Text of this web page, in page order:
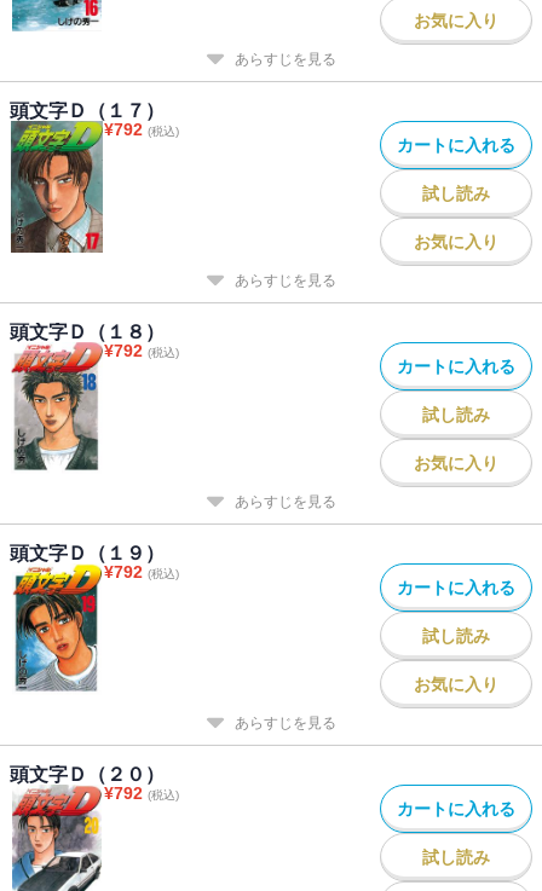
お気に入り
あらすじを見る
頭文字Ｄ（１７）
¥792 (税込)
カートに入れる
試し読み
お気に入り
あらすじを見る
頭文字Ｄ（１８）
¥792 (税込)
カートに入れる
試し読み
お気に入り
あらすじを見る
頭文字Ｄ（１９）
¥792 (税込)
カートに入れる
試し読み
お気に入り
あらすじを見る
頭文字Ｄ（２０）
¥792 (税込)
カートに入れる
試し読み